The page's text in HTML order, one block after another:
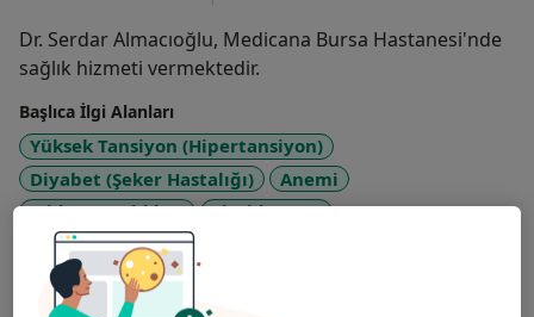
Dr. Serdar Almacıoğlu, Medicana Bursa Hastanesi'nde
sağlık hizmeti vermektedir.
Başlıca İlgi Alanları
Yüksek Tansiyon (Hipertansiyon)
Diyabet (Şeker Hastalığı)
Anemi
Mide Hastalıkları
Tiroid Guatr +5
Konsültasyon türleri
Yüz yüzeKonumları görüntüle (1)